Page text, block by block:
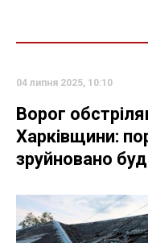
04 липня 2025, 10:10
Ворог
Харківщини:
зруйновано